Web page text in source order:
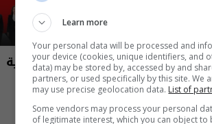
المسعودي -
نشرة أخبار السومرية
نشرة ٥ آب ٢٠٢٦ | 2026
12:45 | 2026-08-05
Learn more
Your personal data will be processed and
your device (cookies, unique identifiers, and
data) may be stored by, accessed by and
partners, or used specifically by this site. We
may use precise geolocation data. List of
Some vendors may process your personal
of legitimate interest, which you can object to